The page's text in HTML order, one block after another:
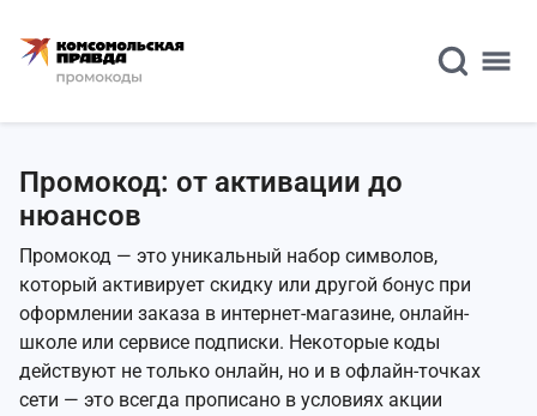
Промокод: от активации до
нюансов
Промокод — это уникальный набор символов,
который активирует скидку или другой бонус при
оформлении заказа в интернет-магазине, онлайн-
школе или сервисе подписки. Некоторые коды
действуют не только онлайн, но и в офлайн-точках
сети — это всегда прописано в условиях акции